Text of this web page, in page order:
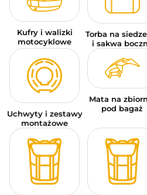
Kufry i walizki
motocyklowe
Torba na
i sakwa
Uchwyty i zestawy
montażowe
Mata na
pod bagaż